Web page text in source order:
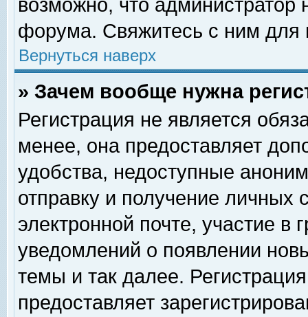
возможно, что
форума. Свяжитесь с ним для
Вернуться наверх
» Зачем вообще нужна
Регистрация не является
менее, она предоставляет
удобства, недоступные
отправку и получение личных
электронной почте, участие в
уведомлений о появлении
темы и так далее.
предоставляет